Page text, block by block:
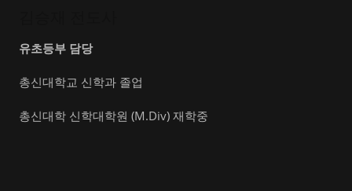
유초등부 담당
총신대학교 신학과 졸업
총신대학 신학대학원 (M.Div) 재학중